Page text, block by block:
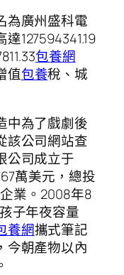
為廣州盛科電
127594341.19
包養網
值包養稅、城
中為了戲劇後
該公司網站查
公司成立于
萬美元，總投
業。2008年8
子年夜容量
養網攜式筆記
今朝產物以內